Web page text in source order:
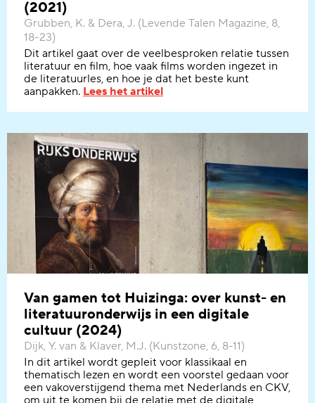
(2021)
Grubben, K. & Dera, J. (Levende Talen Magazine, 8,
18-23)
Dit artikel gaat over de veelbesproken relatie tussen
literatuur en film, hoe vaak films worden ingezet in
de literatuurles, en hoe je dat het beste kunt
aanpakken. Lees het artikel
Van gamen tot Huizinga: over kunst- en
literatuuronderwijs in een digitale
cultuur (2024)
Dijk, Y. van & Klaver, M.J. (Kunstzone, 6, 8-11)
In dit artikel wordt gepleit voor klassikaal en
thematisch lezen en wordt een voorstel gedaan voor
een vakoverstijgend thema met Nederlands en CKV,
om uit te komen bij de relatie met de digitale